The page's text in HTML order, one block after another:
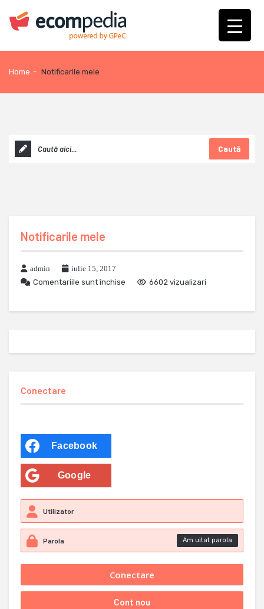
Home - Notificarile mele
Caută
Notificarile mele
admin
iulie 15, 2017
Comentariile sunt închise
6602 vizualizari
Conectare
Facebook
Google
Am uitat parola